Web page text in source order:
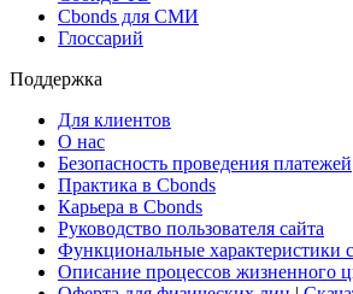
Новости рынка
Research Hub
Cbonds Review
Сбондс-ТВ
Глоссарий
Поддержка
Для клиентов
О нас
Безопасность проведения платежей
Практика в Cbonds
Карьера в Cbonds